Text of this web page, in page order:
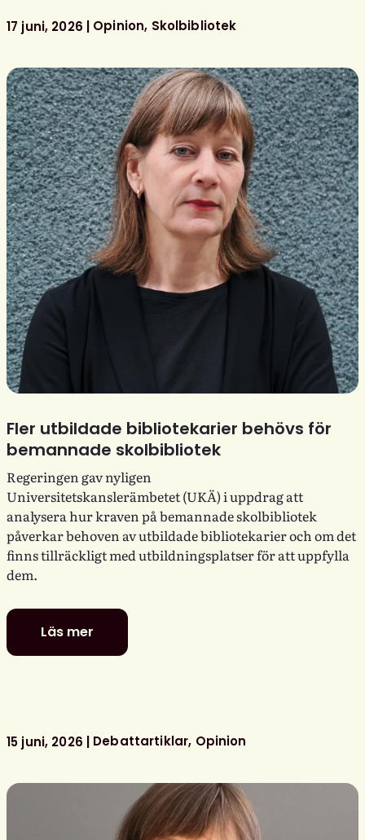
litterära
ungdomspriser
17 juni, 2026 Opinion Skolbibliotek
Fler utbildade bibliotekarier behövs för
bemannade skolbibliotek
Regeringen gav nyligen
Universitetskanslerämbetet (UKÄ) i uppdrag att
analysera hur kraven på bemannade skolbibliotek
påverkar behoven av utbildade bibliotekarier och om det
finns tillräckligt med utbildningsplatser för att uppfylla
dem.
Läs mer
Fler
utbildade
bemannade
15 juni, 2026 Debattartiklar Opinion